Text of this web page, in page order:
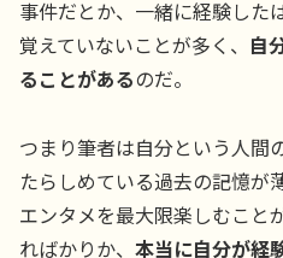
事件だとか、一緒に経験した
覚えていないことが多く、 自
ることがあるのだ。
つまり筆者は自分という人間
たらしめている過去の記憶が
エンタメを最大限楽しむこと
ればかりか、 本当に自分が経